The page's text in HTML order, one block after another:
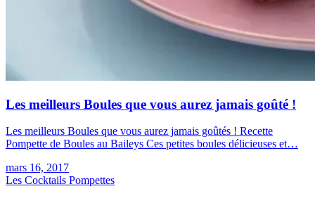
Les meilleurs Boules que vous aurez jamais goûté !
Les meilleurs Boules que vous aurez jamais goûtés ! Recette
Pompette de Boules au Baileys Ces petites boules délicieuses et…
mars 16, 2017
Les Cocktails Pompettes